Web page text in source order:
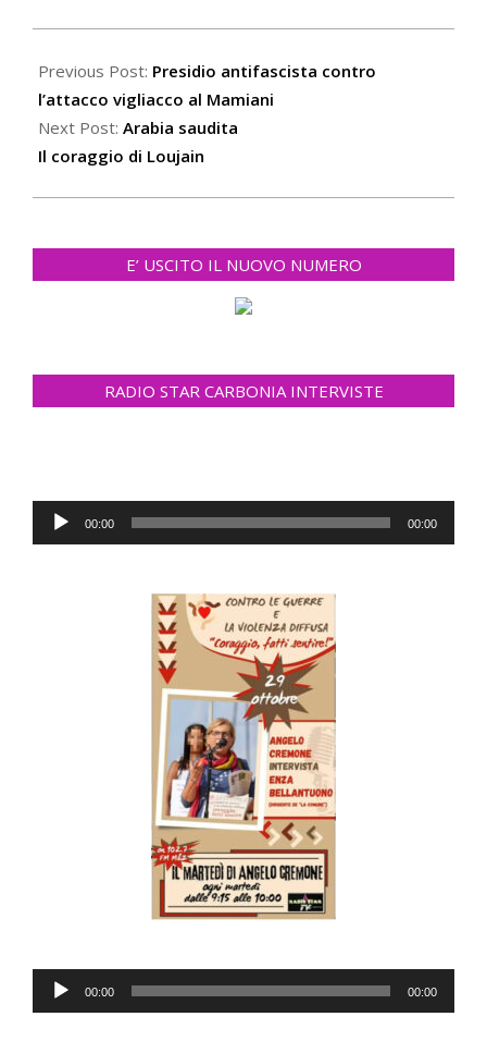
02-
14
Previous Post: Presidio antifascista contro
l’attacco vigliacco al Mamiani
Next Post: Arabia saudita
Il coraggio di Loujain
E’ USCITO IL NUOVO NUMERO
RADIO STAR CARBONIA INTERVISTE
Audio
Player
00:00 00:00
Audio
Player
00:00 00:00